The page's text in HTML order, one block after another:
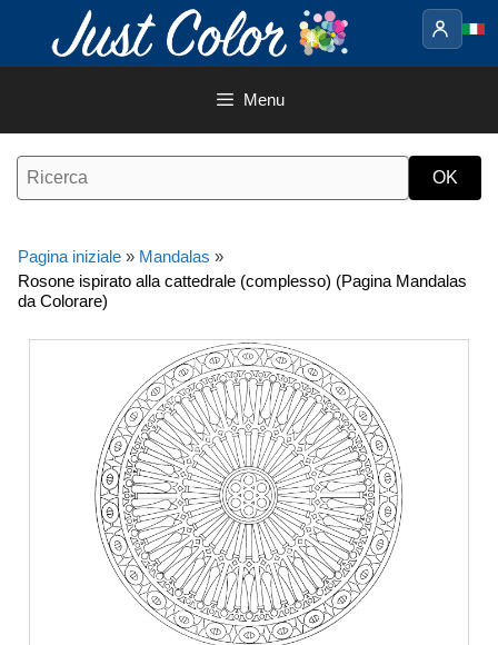
contenuto
Menu
Pagina iniziale » Mandalas »
Rosone ispirato alla cattedrale (complesso) (Pagina Mandalas
da Colorare)